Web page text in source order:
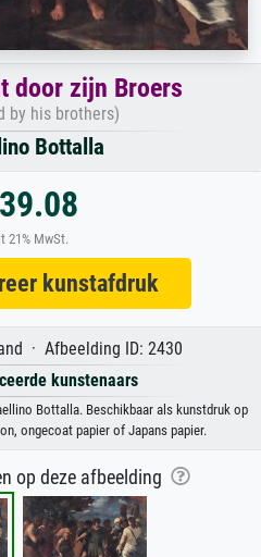
door zijn Broers
by his brothers)
Bottalla
21% MwSt.
kunstafdruk
· Afbeelding ID: 2430
kunstenaars
Bottalla. Beschikbaar als kunstdruk op
ongecoat papier of Japans papier.
op deze afbeelding